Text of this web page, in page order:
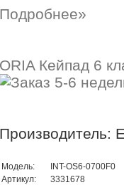
Подробнее»
ORIA Кейпад 6
Производитель:
Модель:
INT-OS6-0700F0
Артикул:
3331678